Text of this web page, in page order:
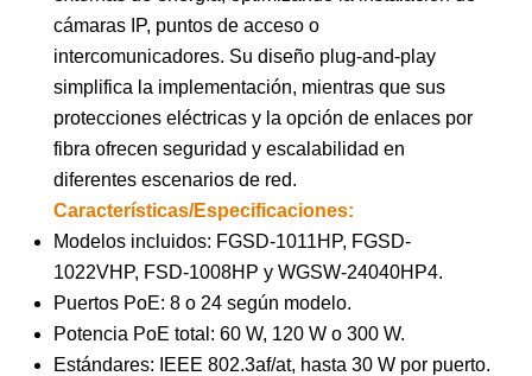
cámaras IP, puntos de acceso o
intercomunicadores. Su diseño plug-and-play
simplifica la implementación, mientras que sus
protecciones eléctricas y la opción de enlaces por
fibra ofrecen seguridad y escalabilidad en
diferentes escenarios de red.
Características/Especificaciones:
Modelos incluidos: FGSD-1011HP, FGSD-
1022VHP, FSD-1008HP y WGSW-24040HP4.
Puertos PoE: 8 o 24 según modelo.
Potencia PoE total: 60 W, 120 W o 300 W.
Estándares: IEEE 802.3af/at, hasta 30 W por puerto.